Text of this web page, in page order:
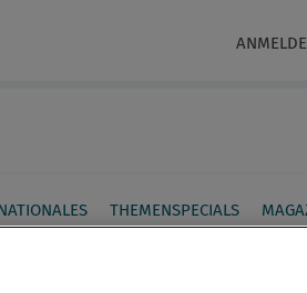
THEMENSPECIALS